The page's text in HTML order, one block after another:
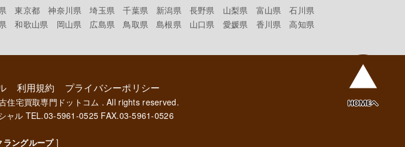
東京都 神奈川県 埼玉県 千葉県 新潟県 長野県 山梨県 富山県
石川県
和歌山県 岡山県 広島県 鳥取県 島根県 山口県 愛媛県 香川県
高知県
利用規約 プライバシーポリシー
住宅買取専門ドットコム . All rights reserved.
ャル TEL.03-5961-0525 FAX.03-5961-0526
ラングループ]